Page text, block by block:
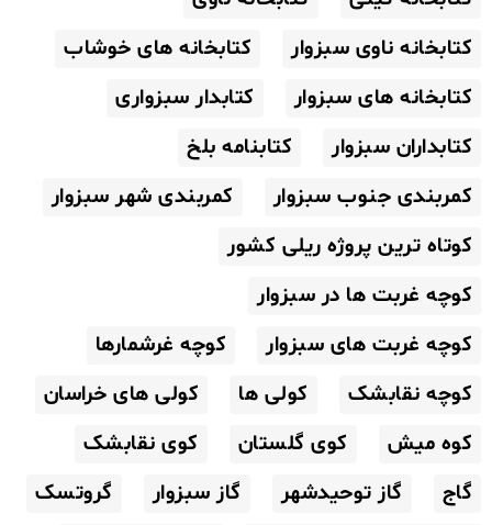
کتابخانه ناوی سبزوار
کتابخانه های خوشاب
کتابخانه های سبزوار
کتابدار سبزواری
کتابداران سبزوار
کتابنامه بلخ
کمربندی جنوب سبزوار
کمربندی شهر سبزوار
کوتاه ترین پروژه ریلی کشور
کوچه غربت ها در سبزوار
کوچه غربت های سبزوار
کوچه غرشمارها
کوچه نقابشک
کولی ها
کولی های خراسان
کوه میش
کوی گلستان
کوی نقابشک
گاج
گاز توحیدشهر گاز سبزوار
گروتسک